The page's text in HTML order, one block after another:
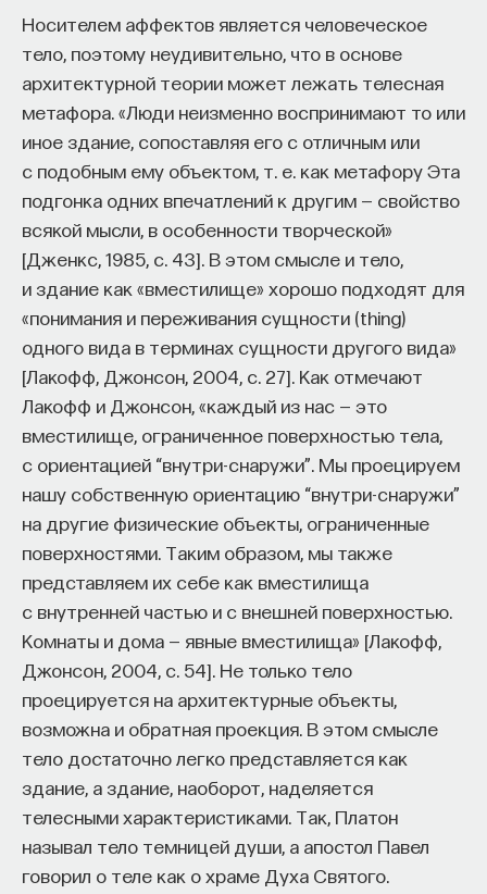
Носителем аффектов является человеческое
тело, поэтому неудивительно, что в основе
архитектурной теории может лежать телесная
метафора. «Люди неизменно воспринимают то или
иное здание, сопоставляя его с отличным или
с подобным ему объектом, т. е. как метафору Эта
подгонка одних впечатлений к другим — свойство
всякой мысли, в особенности творческой»
[Дженкс, 1985, с. 43]. В этом смысле и тело,
и здание как «вместилище» хорошо подходят для
«понимания и переживания сущности (thing)
одного вида в терминах сущности другого вида»
[Лакофф, Джонсон, 2004, с. 27]. Как отмечают
Лакофф и Джонсон, «каждый из нас — это
вместилище, ограниченное поверхностью тела,
с ориентацией “внутри-снаружи”. Мы проецируем
нашу собственную ориентацию “внутри-снаружи”
на другие физические объекты, ограниченные
поверхностями. Таким образом, мы также
представляем их себе как вместилища
с внутренней частью и с внешней поверхностью.
Комнаты и дома — явные вместилища» [Лакофф,
Джонсон, 2004, с. 54]. Не только тело
проецируется на архитектурные объекты,
возможна и обратная проекция. В этом смысле
тело достаточно легко представляется как
здание, а здание, наоборот, наделяется
телесными характеристиками. Так, Платон
называл тело темницей души, а апостол Павел
говорил о теле как о храме Духа Святого.